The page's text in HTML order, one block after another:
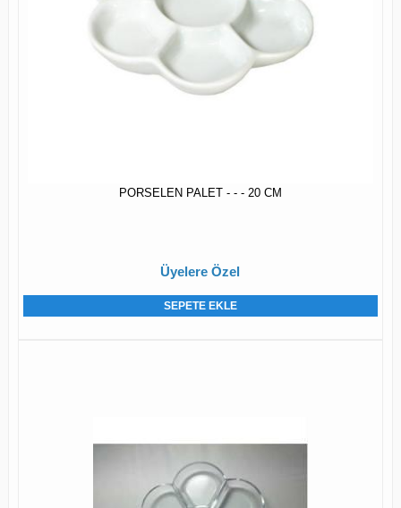
PORSELEN PALET - - - 20 CM
Üyelere Özel
SEPETE EKLE